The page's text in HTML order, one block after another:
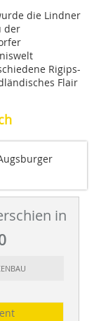
die Lindner
der
Rigips-
Flair
in